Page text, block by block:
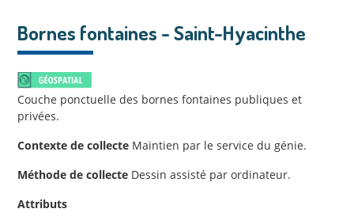
Bornes fontaines - Saint-Hyacinthe
Couche ponctuelle des bornes fontaines publiques et
privées.
Contexte de collecte Maintien par le service du génie.
Méthode de collecte Dessin assisté par ordinateur.
Attributs